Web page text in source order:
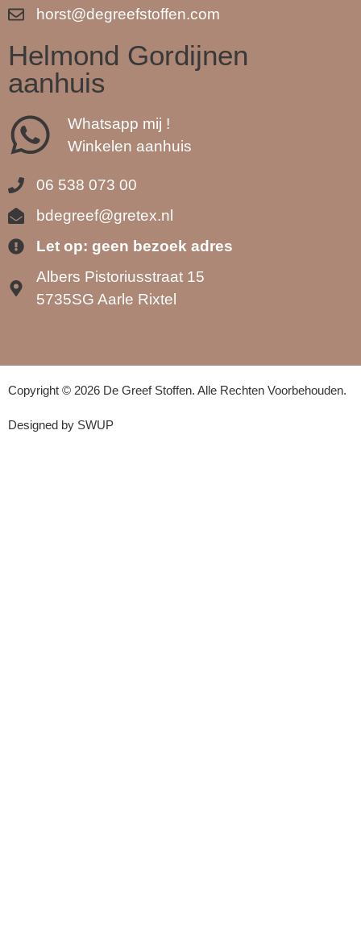
horst@degreefstoffen.com
Helmond Gordijnen
aanhuis
Whatsapp mij !
Winkelen aanhuis
06 538 073 00
bdegreef@gretex.nl
Let op: geen bezoek adres
Albers Pistoriusstraat 15
5735SG Aarle Rixtel
Copyright © 2026 De Greef Stoffen. Alle Rechten Voorbehouden.
Designed by SWUP